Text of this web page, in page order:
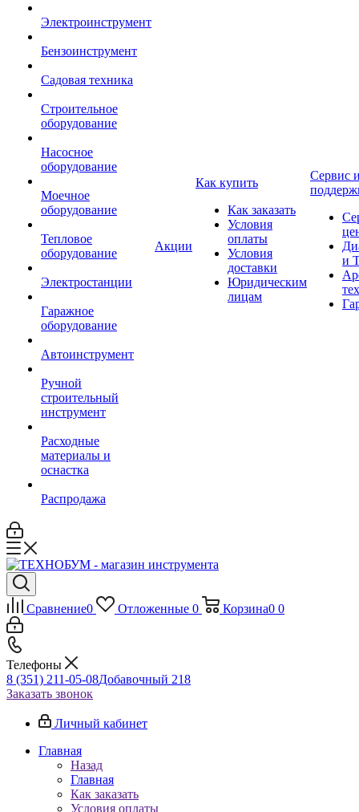
Электроинструмент
Бензоинструмент
Садовая техника
Строительное
оборудование
Насосное
оборудование
Моечное
оборудование
Тепловое
оборудование
Электростанции
Гаражное
оборудование
Автоинструмент
Ручной
строительный
инструмент
Расходные
материалы и
оснастка
Распродажа
Акции
Как купить
Как заказать
Условия
оплаты
Условия
доставки
Юридическим
лицам
Сервис
и
Сравнение0 Отложенные 0 Корзина0 0
Телефоны
8 (351) 211-05-08Добавочный 218
Заказать звонок
Личный кабинет
Главная
Назад
Главная
Как заказать
Условия оплаты